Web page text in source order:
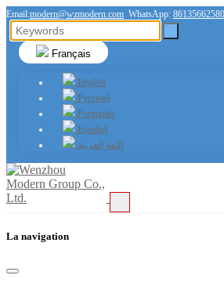
Email:modern@wzmodern.com WhatsApp:
Français
English
Русский
Português
Español
اللغة العربية
La navigation